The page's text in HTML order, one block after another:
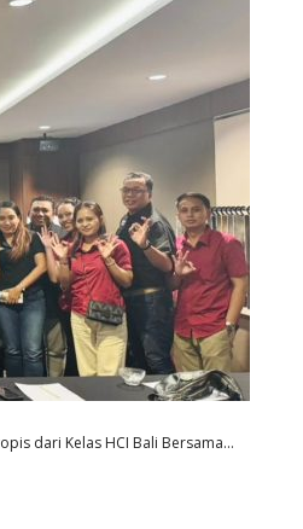
dari Kelas HCI Bali Bersama...